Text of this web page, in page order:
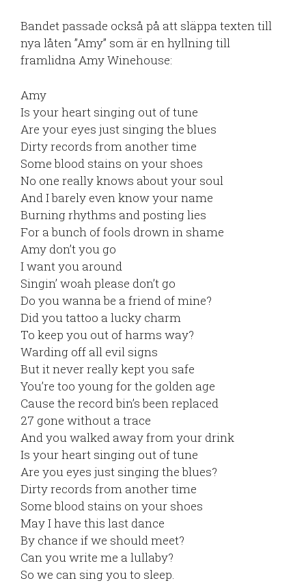
Bandet passade också på att släppa texten till
nya låten ”Amy” som är en hyllning till
framlidna Amy Winehouse:
Amy
Is your heart singing out of tune
Are your eyes just singing the blues
Dirty records from another time
Some blood stains on your shoes
No one really knows about your soul
And I barely even know your name
Burning rhythms and posting lies
For a bunch of fools drown in shame
Amy don’t you go
I want you around
Singin’ woah please don’t go
Do you wanna be a friend of mine?
Did you tattoo a lucky charm
To keep you out of harms way?
Warding off all evil signs
But it never really kept you safe
You’re too young for the golden age
Cause the record bin’s been replaced
27 gone without a trace
And you walked away from your drink
Is your heart singing out of tune
Are you eyes just singing the blues?
Dirty records from another time
Some blood stains on your shoes
May I have this last dance
By chance if we should meet?
Can you write me a lullaby?
So we can sing you to sleep.